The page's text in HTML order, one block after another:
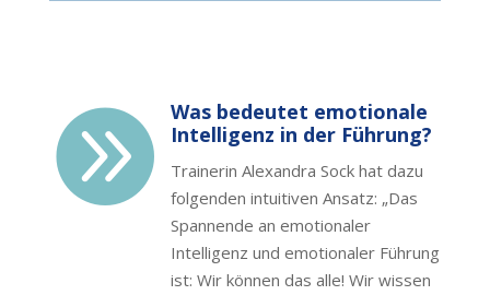

Was bedeutet emotionale
Intelligenz in der Führung?
Trainerin Alexandra Sock hat dazu
folgenden intuitiven Ansatz: „Das
Spannende an emotionaler
Intelligenz und emotionaler Führung
ist: Wir können das alle! Wir wissen